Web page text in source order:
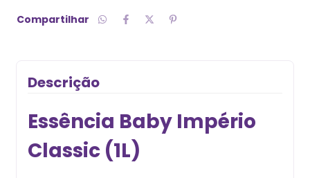
Compartilhar
Descrição
Essência Baby Império
Classic (1L)